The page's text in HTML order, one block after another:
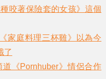
咬著保險套的女孩》這個
家庭料理三杯雞》以為今
了
《Pornhuber》情侶合作